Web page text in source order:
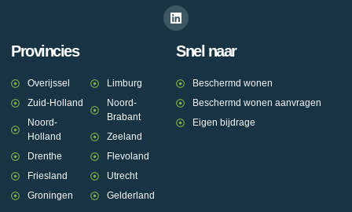
Provincies
Overijssel
Zuid-Holland
Noord-
Holland
Drenthe
Friesland
Groningen
Limburg
Noord-
Brabant
Zeeland
Flevoland
Utrecht
Gelderland
Snel naar
Beschermd wonen
Beschermd wonen aanvragen
Eigen bijdrage